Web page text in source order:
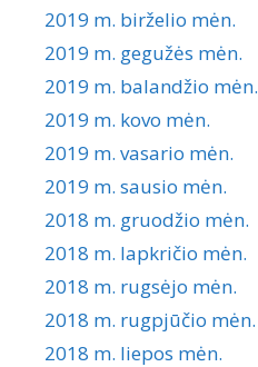
2019 m. birželio mėn.
2019 m. gegužės mėn.
2019 m. balandžio mėn.
2019 m. kovo mėn.
2019 m. vasario mėn.
2019 m. sausio mėn.
2018 m. gruodžio mėn.
2018 m. lapkričio mėn.
2018 m. rugsėjo mėn.
2018 m. rugpjūčio mėn.
2018 m. liepos mėn.